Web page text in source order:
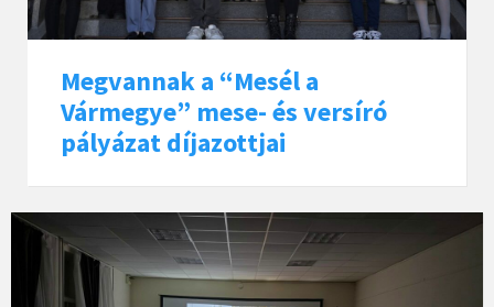
Megvannak a “Mesél a
Vármegye” mese- és versíró
pályázat díjazottjai